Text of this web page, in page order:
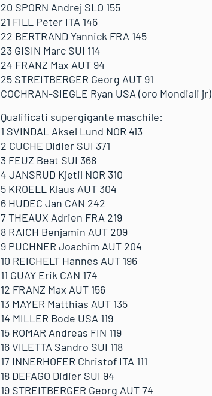
20 SPORN Andrej SLO 155
21 FILL Peter ITA 146
22 BERTRAND Yannick FRA 145
23 GISIN Marc SUI 114
24 FRANZ Max AUT 94
25 STREITBERGER Georg AUT 91
COCHRAN-SIEGLE Ryan USA (oro Mondiali jr)
Qualificati supergigante maschile:
1 SVINDAL Aksel Lund NOR 413
2 CUCHE Didier SUI 371
3 FEUZ Beat SUI 368
4 JANSRUD Kjetil NOR 310
5 KROELL Klaus AUT 304
6 HUDEC Jan CAN 242
7 THEAUX Adrien FRA 219
8 RAICH Benjamin AUT 209
9 PUCHNER Joachim AUT 204
10 REICHELT Hannes AUT 196
11 GUAY Erik CAN 174
12 FRANZ Max AUT 156
13 MAYER Matthias AUT 135
14 MILLER Bode USA 119
15 ROMAR Andreas FIN 119
16 VILETTA Sandro SUI 118
17 INNERHOFER Christof ITA 111
18 DEFAGO Didier SUI 94
19 STREITBERGER Georg AUT 74